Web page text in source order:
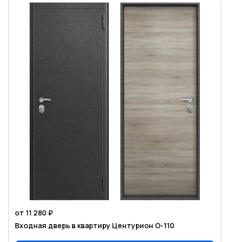
от 11 280 ₽
Входная дверь в квартиру Центурион O-110